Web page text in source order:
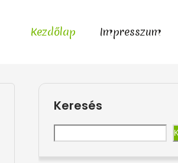
Kezdőlap Impresszum
Keresés